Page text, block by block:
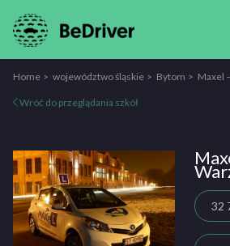
Home województwo śląskie Bytom Maxel
Wróć do przeglądania szkół